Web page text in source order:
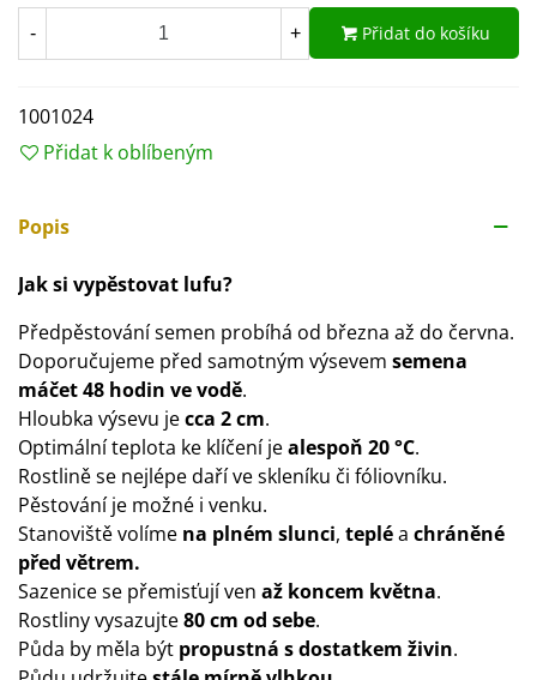
- + Přidat do košíku
1001024
Přidat k oblíbeným
Popis
Jak si vypěstovat lufu?
Předpěstování semen probíhá od března až do června.
Doporučujeme před samotným výsevem semena
máčet 48 hodin ve vodě.
Hloubka výsevu jecca 2 cm.
Optimální teplota ke klíčení jealespoň 20 °C.
Rostlině se nejlépe daří ve skleníku či fóliovníku.
Pěstování je možné i venku.
Stanoviště volíme na plném slunci, tepléa chráněné
před větrem.
Sazenice se přemisťují ven až koncem května.
Rostliny vysazujte80 cm od sebe.
Půda by měla být propustná s dostatkem živin.